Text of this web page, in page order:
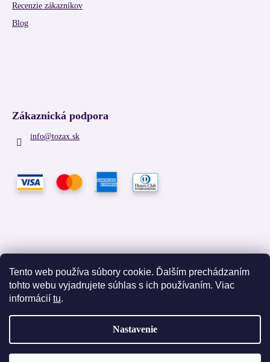
Tento web používa súbory cookie. Ďalším prechádzaním
tohto webu vyjadrujete súhlas s ich používaním. Viac
informácií tu.
Nastavenie
Recenzie zákazníkov
Blog
Zákaznická podpora
info@tozax.sk
Facebook